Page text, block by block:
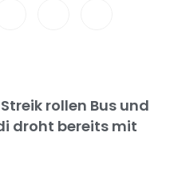
rollen Bus und
droht bereits mit